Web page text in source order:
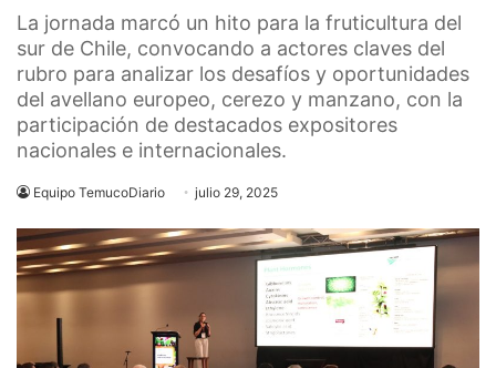
La jornada marcó un hito para la fruticultura del
sur de Chile, convocando a actores claves del
rubro para analizar los desafíos y oportunidades
del avellano europeo, cerezo y manzano, con la
participación de destacados expositores
nacionales e internacionales.
Equipo TemucoDiario julio 29, 2025